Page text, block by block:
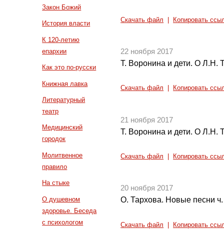
Закон Божий
История власти
К 120-летию
епархии
Как это по-русски
Книжная лавка
Литературный
театр
Медицинский
городок
Молитвенное
правило
На стыке
О душевном
здоровье. Беседа
с психологом
Скачать файл Копировать
22 ноября 2017
Т. Воронина и дети. О Л.Н.
Скачать файл Копировать
21 ноября 2017
Т. Воронина и дети. О Л.Н.
Скачать файл Копировать
20 ноября 2017
О. Тархова. Новые песни
Скачать файл Копировать